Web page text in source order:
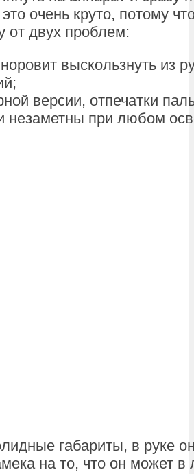
очень круто, потому
от двух проблем:
выскользнуть из
версии, отпечатки
незаметны при любом
габариты, в руке
на то, что он может